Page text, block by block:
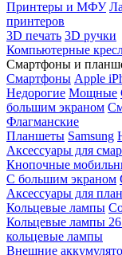
Принтеры и МФУ
принтеров
3D печать 3D ручки
Компьютерные
Смартфоны и
Смартфоны Apple
Недорогие Мощные
большим экраном
Флагманские
Планшеты Samsung
Аксессуары для
Кнопочные
С большим экраном
Аксессуары для
Кольцевые лампы
Кольцевые лампы
кольцевые лампы
Внешние